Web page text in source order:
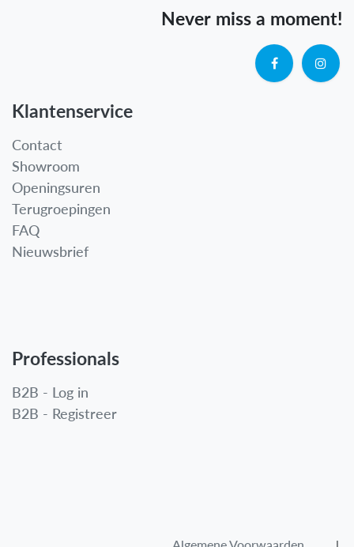
Never miss a moment!
Klantenservice
Contact
Showroom
Openingsuren
Terugroepingen
FAQ
Nieuwsbrief
Professionals
B2B - Log in
B2B - Registreer